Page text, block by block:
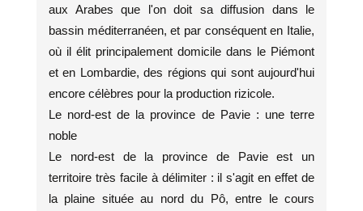
aux Arabes que l'on doit sa diffusion dans le
bassin méditerranéen, et par conséquent en Italie,
où il élit principalement domicile dans le Piémont
et en Lombardie, des régions qui sont aujourd'hui
encore célèbres pour la production rizicole.
Le nord-est de la province de Pavie : une terre
noble
Le nord-est de la province de Pavie est un
territoire très facile à délimiter : il s'agit en effet de
la plaine située au nord du Pô, entre le cours